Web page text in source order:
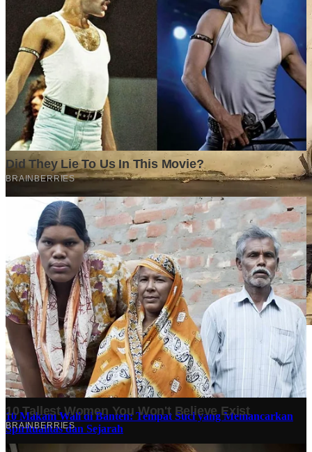
Stok BBM di Indonesia Hanya Tinggal 21 Hari, Apa
Dampaknya bagi Masyarakat?
Finansial·5 months ago
10 Makam Wali di Banten: Tempat Suci yang Memancarkan
Spiritualitas dan Sejarah